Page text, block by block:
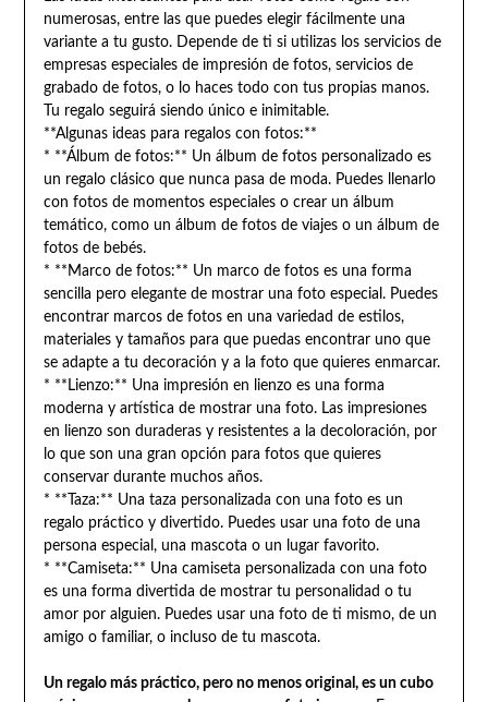
numerosas, entre las que puedes elegir fácilmente una
variante a tu gusto. Depende de ti si utilizas los servicios de
empresas especiales de impresión de fotos, servicios de
grabado de fotos, o lo haces todo con tus propias manos.
Tu regalo seguirá siendo único e inimitable.
**Algunas ideas para regalos con fotos:**
* **Álbum de fotos:** Un álbum de fotos personalizado es
un regalo clásico que nunca pasa de moda. Puedes llenarlo
con fotos de momentos especiales o crear un álbum
temático, como un álbum de fotos de viajes o un álbum de
fotos de bebés.
* **Marco de fotos:** Un marco de fotos es una forma
sencilla pero elegante de mostrar una foto especial. Puedes
encontrar marcos de fotos en una variedad de estilos,
materiales y tamaños para que puedas encontrar uno que
se adapte a tu decoración y a la foto que quieres enmarcar.
* **Lienzo:** Una impresión en lienzo es una forma
moderna y artística de mostrar una foto. Las impresiones
en lienzo son duraderas y resistentes a la decoloración, por
lo que son una gran opción para fotos que quieres
conservar durante muchos años.
* **Taza:** Una taza personalizada con una foto es un
regalo práctico y divertido. Puedes usar una foto de una
persona especial, una mascota o un lugar favorito.
* **Camiseta:** Una camiseta personalizada con una foto
es una forma divertida de mostrar tu personalidad o tu
amor por alguien. Puedes usar una foto de ti mismo, de un
amigo o familiar, o incluso de tu mascota.
Un regalo más práctico, pero no menos original, es un cubo